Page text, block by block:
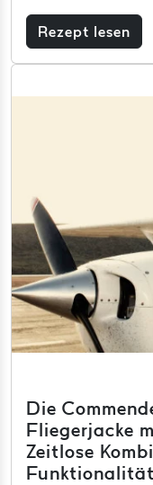
Rezept lesen
Die
Fliegerjacke
Zeitlose
Funktionalität